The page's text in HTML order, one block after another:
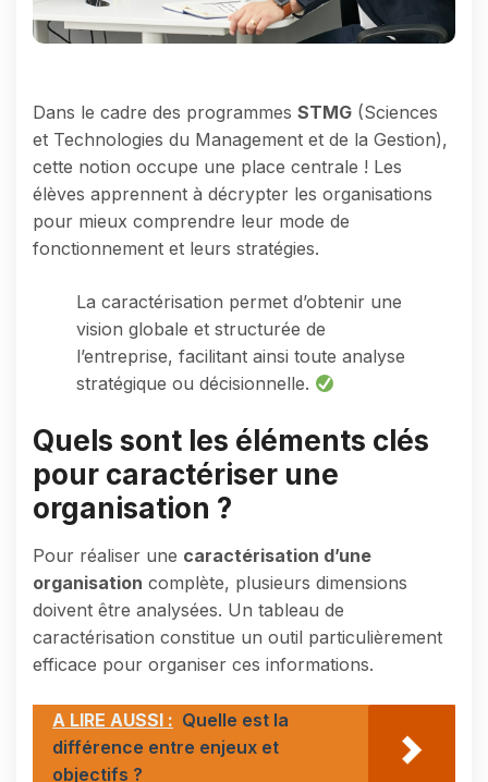
Dans le cadre des programmes STMG (Sciences
et Technologies du Management et de la Gestion),
cette notion occupe une place centrale ! Les
élèves apprennent à décrypter les organisations
pour mieux comprendre leur mode de
fonctionnement et leurs stratégies.
La caractérisation permet d’obtenir une
vision globale et structurée de
l’entreprise, facilitant ainsi toute analyse
stratégique ou décisionnelle.
Quels sont les éléments clés
pour caractériser une
organisation ?
Pour réaliser une caractérisation d’une
organisation complète, plusieurs dimensions
doivent être analysées. Un tableau de
caractérisation constitue un outil particulièrement
efficace pour organiser ces informations.
A LIRE AUSSI : Quelle est la
différence entre enjeux et
objectifs ?